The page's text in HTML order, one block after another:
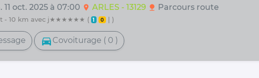
11 oct. 2025 à 07:00 location_on ARLES - 13129 nature Parcours route
- 10 km avec j★★★★★★ ( 1 0 | )
directions_car Covoiturage ( 0 )